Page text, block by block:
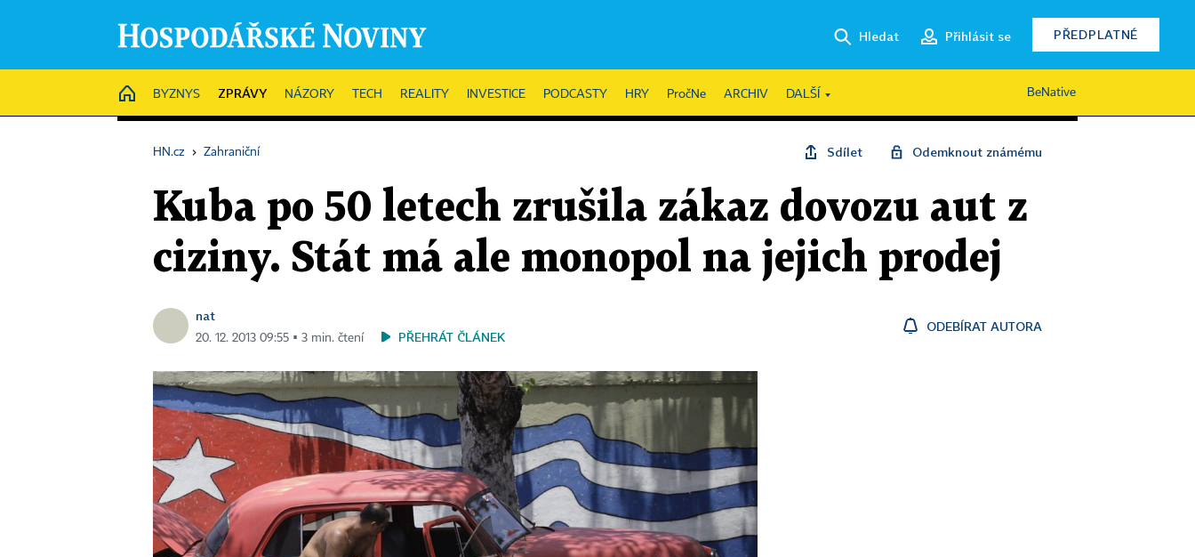
Hledat Přihlásit se PŘEDPLATNÉ
HOME
BYZNYS ZPRÁVY NÁZORY TECH REALITY INVESTICE PODCASTY HRY PročNe ARCHIV DALŠÍ BeNative
HN.cz › Zahraniční Sdílet Odemknout známému
Kuba po 50 letech zrušila zákaz dovozu aut z
ciziny. Stát má ale monopol na jejich prodej
nat
20. 12. 2013 09:55 ▪ 3 min. čtení PŘEHRÁT ČLÁNEK
ODEBÍRAT AUTORA